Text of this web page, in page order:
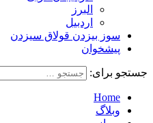
البرز
اردبیل
سوز بیزدن قولاق سیزدن
پیشخوان
جستجو برای:
Home
وبلاگ